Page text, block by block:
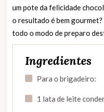
um pote da felicidade
o resultado é bem
todo o modo de preparo
Ingredientes
Para o brigadeiro:
1 lata de leite